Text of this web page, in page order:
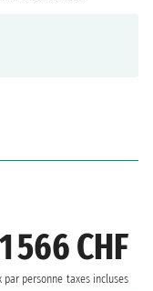
1 566 CHF
par personne taxes incluses